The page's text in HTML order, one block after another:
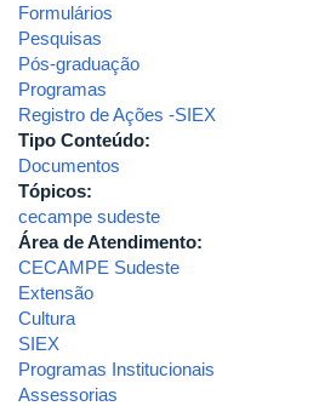
Formulários
Pesquisas
Pós-graduação
Programas
Registro de Ações -SIEX
Tipo Conteúdo:
Documentos
Tópicos:
cecampe sudeste
Área de Atendimento:
CECAMPE Sudeste
Extensão
Cultura
SIEX
Programas Institucionais
Assessorias